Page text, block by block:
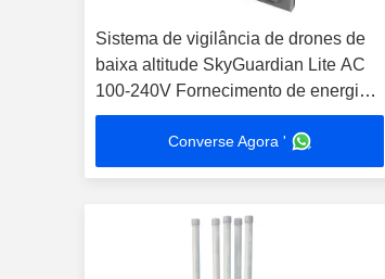
Sistema de vigilância de drones de
baixa altitude SkyGuardian Lite AC
100-240V Fornecimento de energia e
modos avançados de interferência de
varreduraConverse Agora '